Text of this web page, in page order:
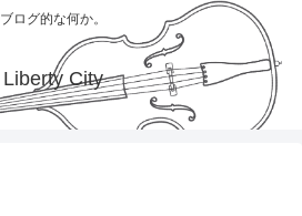
ブログ的な何か。
Liberty City